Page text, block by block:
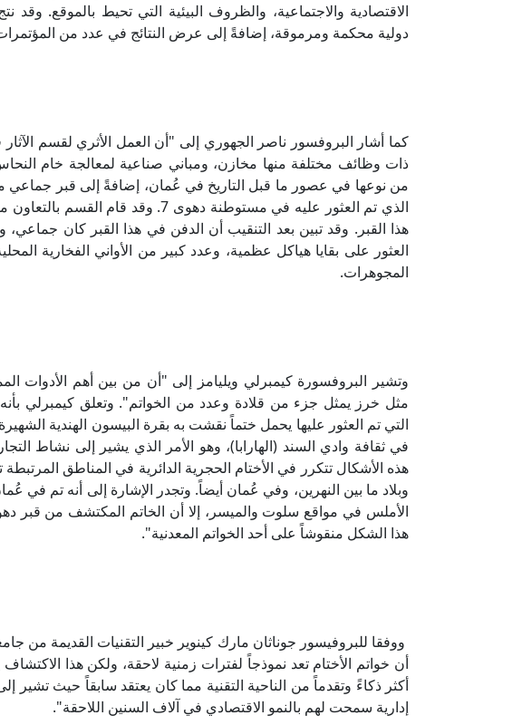
الاقتصادية والاجتماعية، والظروف البيئية التي تحيط بالموقع.
دولية محكمة ومرموقة، إضافةً إلى عرض النتائج في عدد من
ذات وظائف مختلفة منها مخازن، ومباني صناعية لمعالجة خام
من نوعها في عصور ما قبل التاريخ في عُمان، إضافةً إلى قبر جماعي من
الذي تم العثور عليه في مستوطنة دهوى 7.
هذا القبر. وقد تبين بعد التنقيب أن الدفن في هذا القبر كان
العثور على بقايا هياكل عظمية، وعدد كبير من الأواني الفخارية
المجوهرات.
وتشير البروفسورة كيمبرلي ويليامز إلى "أن من بين أهم الأدوات
مثل خرز يمثل جزء من قلادة وعدد من الخواتم". وتعلق كيمبرلي بأنه
التي تم العثور عليها يحمل ختماً نقشت به بقرة البيسون الهندية
في ثقافة وادي السند (الهارابا)، وهو الأمر الذي يشير إلى نشاط
هذه الأشكال تتكرر في الأختام الحجرية الدائرية في المناطق المرتبطة
وبلاد ما بين النهرين، وفي عُمان أيضاً. وتجدر الإشارة إلى أنه تم في
الأملس في مواقع سلوت والميسر، إلا أن الخاتم المكتشف من قبر
هذا الشكل منقوشاً على أحد الخواتم المعدنية".
ووفقا للبروفيسور جوناثان مارك كينوير خبير التقنيات القديمة من
أن خواتم الأختام تعد نموذجاً لفترات زمنية لاحقة، ولكن هذا
أكثر ذكاءً وتقدماً من الناحية التقنية مما كان يعتقد سابقاً حيث
إدارية سمحت لهم بالنمو الاقتصادي في آلاف السنين اللاحقة".